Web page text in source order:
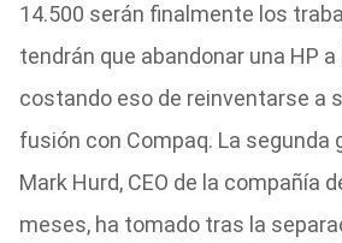
14.500 serán finalmente los
tendrán que abandonar una HP
costando eso de reinventarse a
fusión con Compaq. La segunda
Mark Hurd, CEO de la compañía
meses, ha tomado tras la